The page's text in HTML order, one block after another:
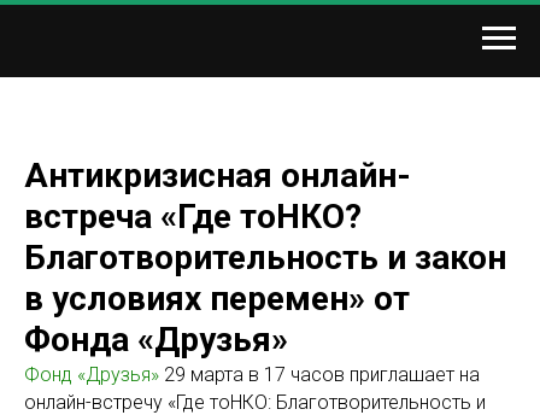
Антикризисная онлайн-
встреча «Где тоНКО?
Благотворительность и закон
в условиях перемен» от
Фонда «Друзья»
Фонд «Друзья» 29 марта в 17 часов приглашает на
онлайн-встречу «Где тоНКО: Благотворительность и